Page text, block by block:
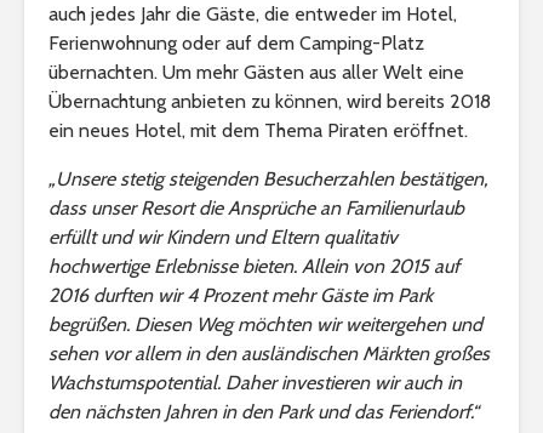
auch jedes Jahr die Gäste, die entweder im Hotel,
Ferienwohnung oder auf dem Camping-Platz
übernachten. Um mehr Gästen aus aller Welt eine
Übernachtung anbieten zu können, wird bereits 2018
ein neues Hotel, mit dem Thema Piraten eröffnet.
„Unsere stetig steigenden Besucherzahlen bestätigen,
dass unser Resort die Ansprüche an Familienurlaub
erfüllt und wir Kindern und Eltern qualitativ
hochwertige Erlebnisse bieten. Allein von 2015 auf
2016 durften wir 4 Prozent mehr Gäste im Park
begrüßen. Diesen Weg möchten wir weitergehen und
sehen vor allem in den ausländischen Märkten großes
Wachstumspotential. Daher investieren wir auch in
den nächsten Jahren in den Park und das Feriendorf.“